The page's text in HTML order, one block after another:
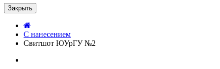
Закрыть
C нанесением
Свитшот ЮУрГУ №2